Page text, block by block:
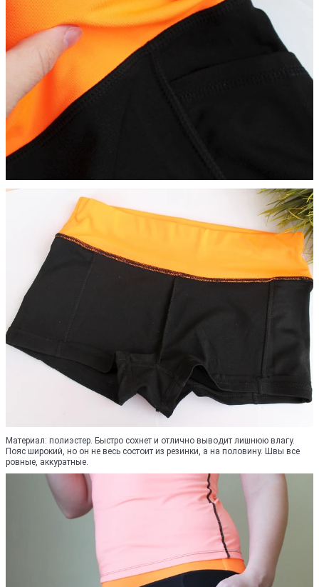
Материал: полиэстер. Быстро сохнет и отлично выводит лишнюю влагу.
Пояс широкий, но он не весь состоит из резинки, а на половину. Швы все
ровные, аккуратные.